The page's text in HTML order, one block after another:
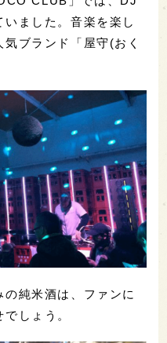
ました。音楽を楽し
ブランド「屋守(おく
純米酒は、ファンに
しょう。